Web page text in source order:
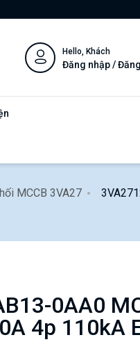
Hello, Khách
Đăng nhập /
MCCB 3VA27
0AA0
4p 110kA